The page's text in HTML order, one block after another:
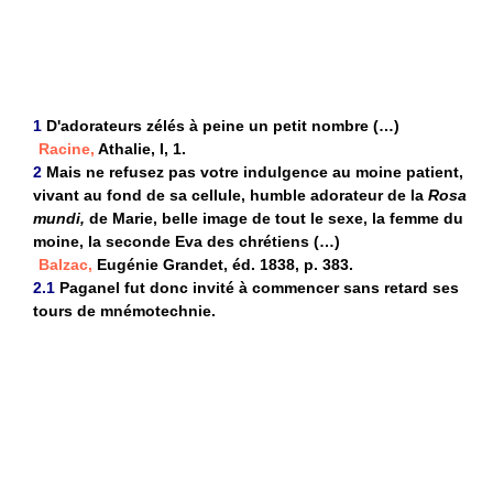
1 D'adorateurs zélés à peine un petit nombre (…)
Racine, Athalie, I, 1.
2 Mais ne refusez pas votre indulgence au moine patient,
vivant au fond de sa cellule, humble adorateur de la Rosa
mundi, de Marie, belle image de tout le sexe, la femme du
moine, la seconde Eva des chrétiens (…)
Balzac, Eugénie Grandet, éd. 1838, p. 383.
2.1 Paganel fut donc invité à commencer sans retard ses
tours de mnémotechnie.